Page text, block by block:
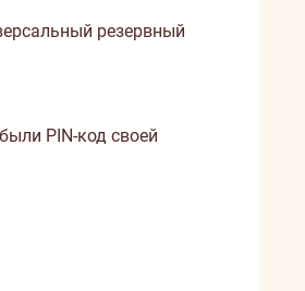
резервный
PIN-код своей